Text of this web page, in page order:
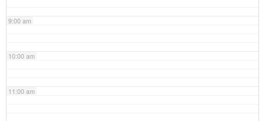
9:00 am
10:00 am
11:00 am